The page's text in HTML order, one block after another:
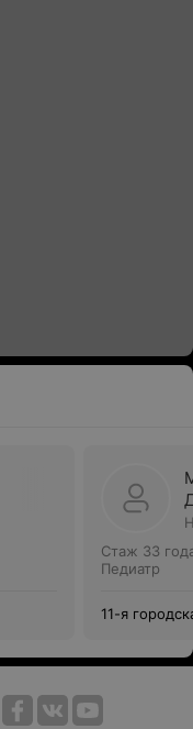
Стаж 33
Педиатр
11-я